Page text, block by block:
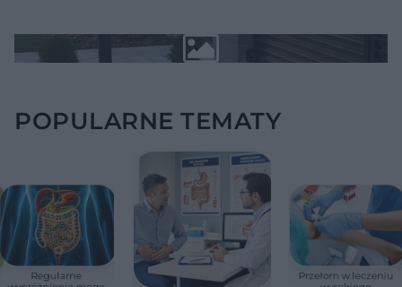
POPULARNE TEMATY
Regularne Przełom w leczeniu